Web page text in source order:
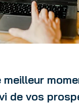
meilleur
de vos